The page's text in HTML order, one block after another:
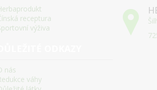
receptura
výživa
nás
váhy